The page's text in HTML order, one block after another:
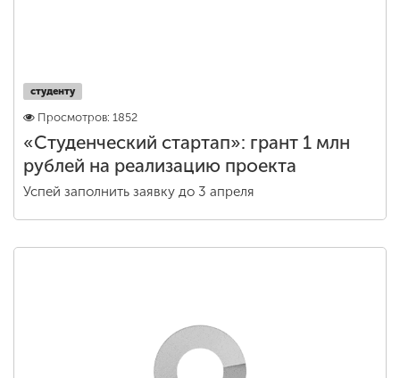
студенту
Просмотров: 1852
«Студенческий стартап»: грант 1 млн
рублей на реализацию проекта
Успей заполнить заявку до 3 апреля